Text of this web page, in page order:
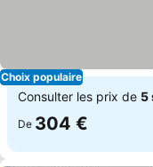
Choix populaire
Consulter les prix de 5
De 304 €